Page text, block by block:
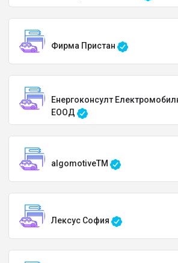
Фирма Пристан
Енергоконсулт
ЕООД
algomotiveTM
Лексус София